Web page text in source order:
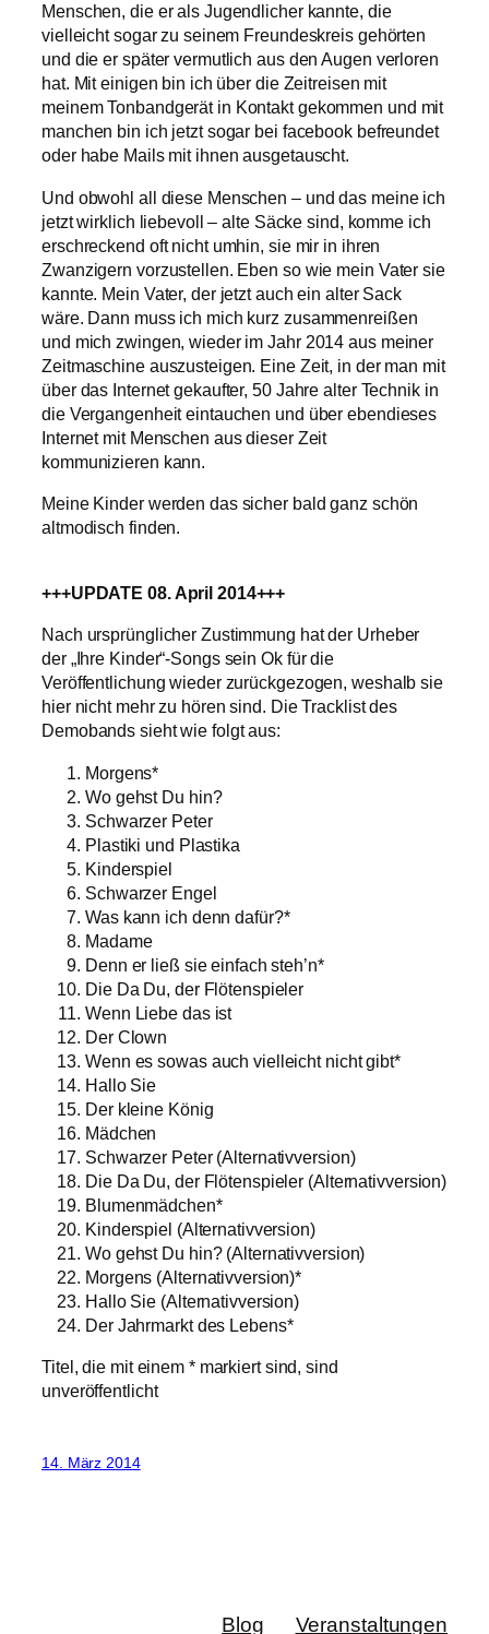
Menschen, die er als Jugendlicher kannte, die
vielleicht sogar zu seinem Freundeskreis gehörten
und die er später vermutlich aus den Augen verloren
hat. Mit einigen bin ich über die Zeitreisen mit
meinem Tonbandgerät in Kontakt gekommen und mit
manchen bin ich jetzt sogar bei facebook befreundet
oder habe Mails mit ihnen ausgetauscht.
Und obwohl all diese Menschen – und das meine ich
jetzt wirklich liebevoll – alte Säcke sind, komme ich
erschreckend oft nicht umhin, sie mir in ihren
Zwanzigern vorzustellen. Eben so wie mein Vater sie
kannte. Mein Vater, der jetzt auch ein alter Sack
wäre. Dann muss ich mich kurz zusammenreißen
und mich zwingen, wieder im Jahr 2014 aus meiner
Zeitmaschine auszusteigen. Eine Zeit, in der man mit
über das Internet gekaufter, 50 Jahre alter Technik in
die Vergangenheit eintauchen und über ebendieses
Internet mit Menschen aus dieser Zeit
kommunizieren kann.
Meine Kinder werden das sicher bald ganz schön
altmodisch finden.
+++UPDATE 08. April 2014+++
Nach ursprünglicher Zustimmung hat der Urheber
der „Ihre Kinder“-Songs sein Ok für die
Veröffentlichung wieder zurückgezogen, weshalb sie
hier nicht mehr zu hören sind. Die Tracklist des
Demobands sieht wie folgt aus:
Morgens*
Wo gehst Du hin?
Schwarzer Peter
Plastiki und Plastika
Kinderspiel
Schwarzer Engel
Was kann ich denn dafür?*
Madame
Denn er ließ sie einfach steh’n*
Die Da Du, der Flötenspieler
Wenn Liebe das ist
Der Clown
Wenn es sowas auch vielleicht nicht gibt*
Hallo Sie
Der kleine König
Mädchen
Schwarzer Peter (Alternativversion)
Die Da Du, der Flötenspieler (Alternativversion)
Blumenmädchen*
Kinderspiel (Alternativversion)
Wo gehst Du hin? (Alternativversion)
Morgens (Alternativversion)*
Hallo Sie (Alternativversion)
Der Jahrmarkt des Lebens*
Titel, die mit einem * markiert sind, sind
unveröffentlicht
14. März 2014
Blog Veranstaltungen